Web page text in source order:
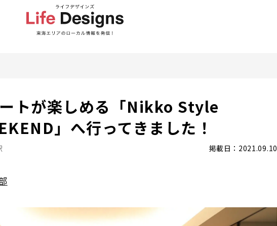
トが楽しめる「Nikko Style
」へ行ってきました！
掲載日：2021.09.10